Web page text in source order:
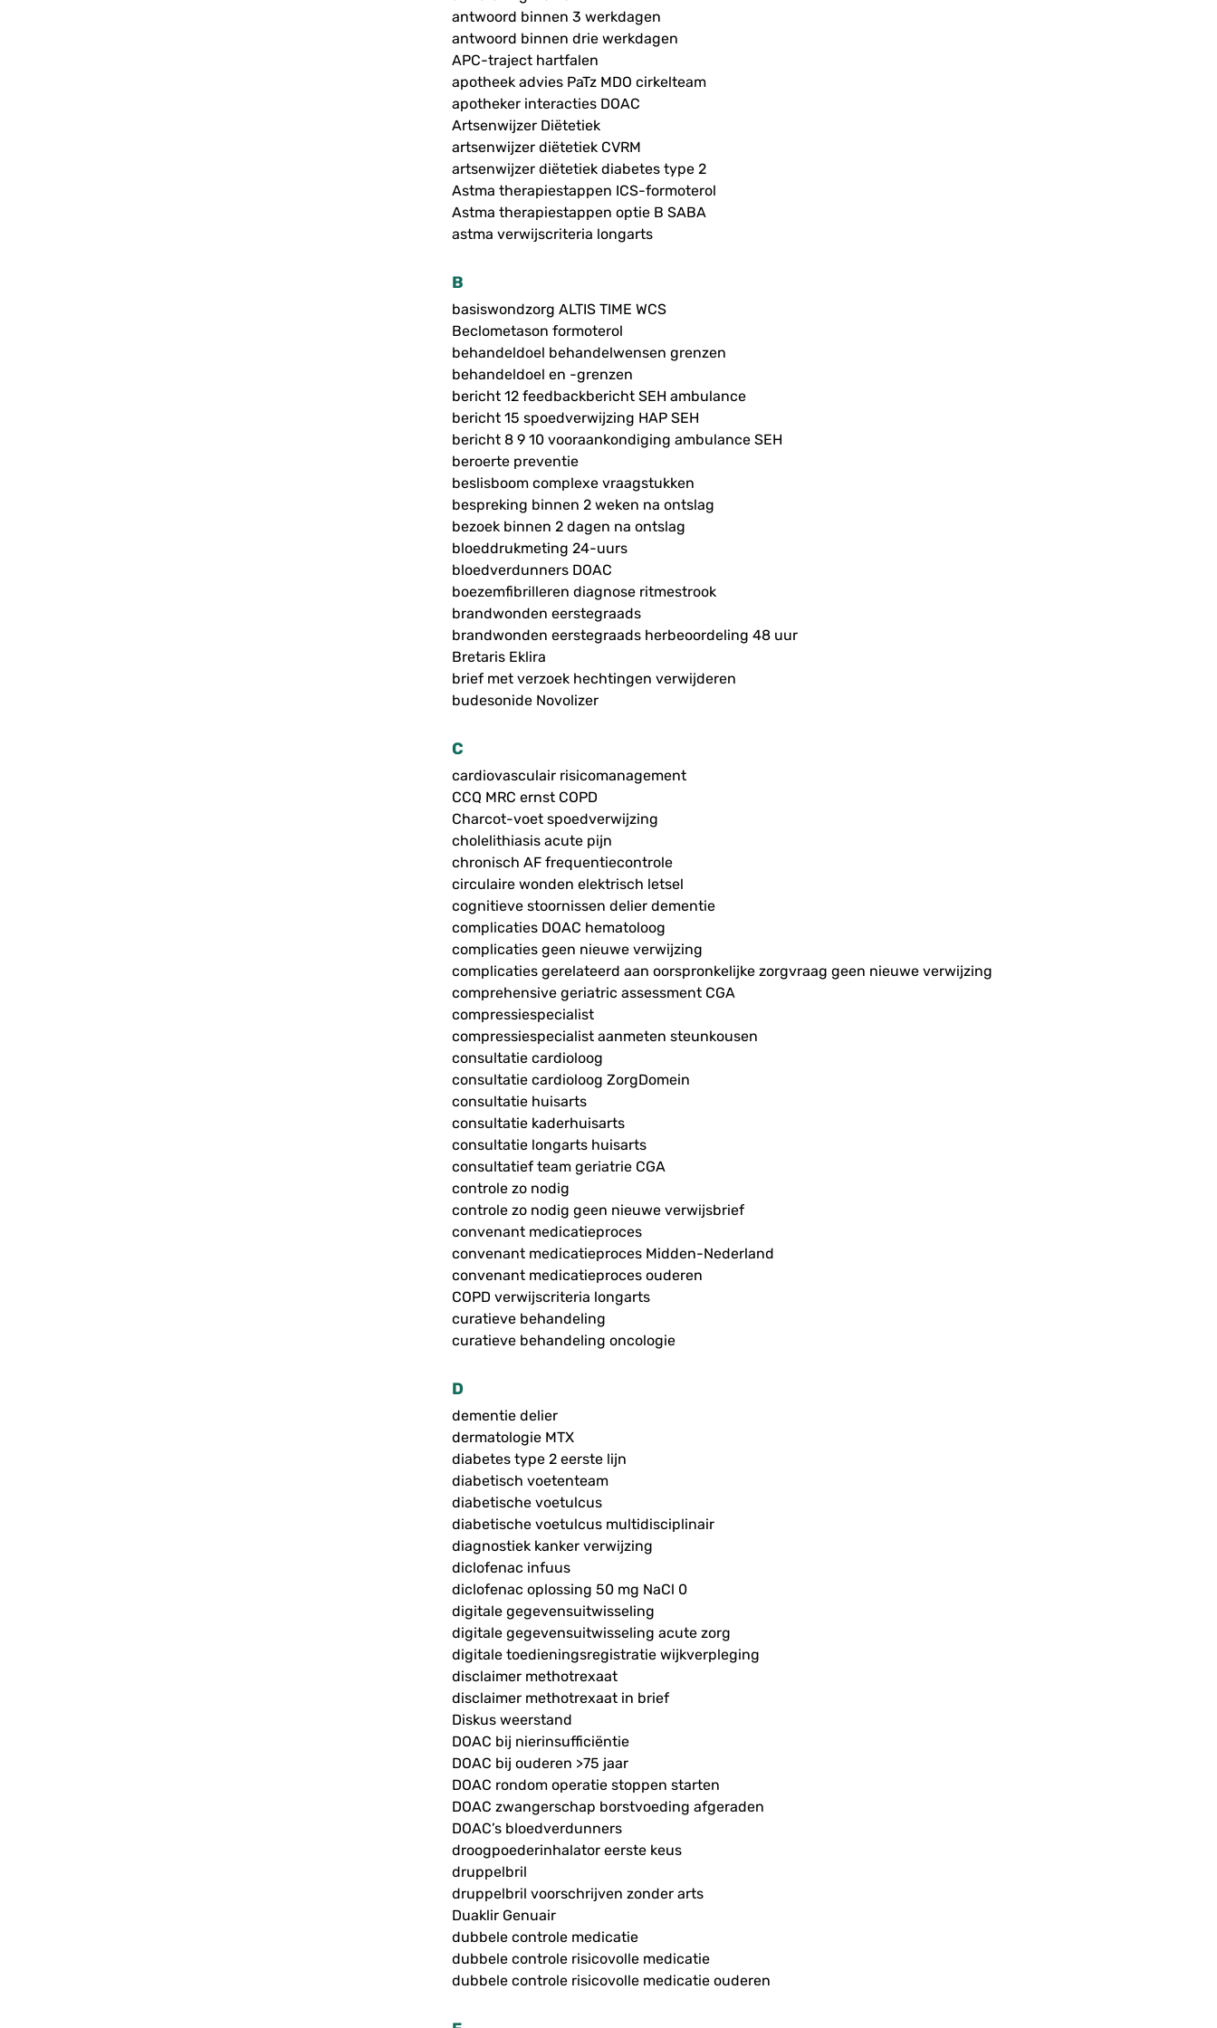
antwoord binnen 3 werkdagen
antwoord binnen drie werkdagen
APC-traject hartfalen
apotheek advies PaTz MDO cirkelteam
apotheker interacties DOAC
Artsenwijzer Diëtetiek
artsenwijzer diëtetiek CVRM
artsenwijzer diëtetiek diabetes type 2
Astma therapiestappen ICS-formoterol
Astma therapiestappen optie B SABA
astma verwijscriteria longarts
B
basiswondzorg ALTIS TIME WCS
Beclometason formoterol
behandeldoel behandelwensen grenzen
behandeldoel en -grenzen
bericht 12 feedbackbericht SEH ambulance
bericht 15 spoedverwijzing HAP SEH
bericht 8 9 10 vooraankondiging ambulance SEH
beroerte preventie
beslisboom complexe vraagstukken
bespreking binnen 2 weken na ontslag
bezoek binnen 2 dagen na ontslag
bloeddrukmeting 24-uurs
bloedverdunners DOAC
boezemfibrilleren diagnose ritmestrook
brandwonden eerstegraads
brandwonden eerstegraads herbeoordeling 48 uur
Bretaris Eklira
brief met verzoek hechtingen verwijderen
budesonide Novolizer
C
cardiovasculair risicomanagement
CCQ MRC ernst COPD
Charcot-voet spoedverwijzing
cholelithiasis acute pijn
chronisch AF frequentiecontrole
circulaire wonden elektrisch letsel
cognitieve stoornissen delier dementie
complicaties DOAC hematoloog
complicaties geen nieuwe verwijzing
complicaties gerelateerd aan oorspronkelijke zorgvraag geen nieuwe verwijzing
comprehensive geriatric assessment CGA
compressiespecialist
compressiespecialist aanmeten steunkousen
consultatie cardioloog
consultatie cardioloog ZorgDomein
consultatie huisarts
consultatie kaderhuisarts
consultatie longarts huisarts
consultatief team geriatrie CGA
controle zo nodig
controle zo nodig geen nieuwe verwijsbrief
convenant medicatieproces
convenant medicatieproces Midden-Nederland
convenant medicatieproces ouderen
COPD verwijscriteria longarts
curatieve behandeling
curatieve behandeling oncologie
D
dementie delier
dermatologie MTX
diabetes type 2 eerste lijn
diabetisch voetenteam
diabetische voetulcus
diabetische voetulcus multidisciplinair
diagnostiek kanker verwijzing
diclofenac infuus
diclofenac oplossing 50 mg NaCl 0
digitale gegevensuitwisseling
digitale gegevensuitwisseling acute zorg
digitale toedieningsregistratie wijkverpleging
disclaimer methotrexaat
disclaimer methotrexaat in brief
Diskus weerstand
DOAC bij nierinsufficiëntie
DOAC bij ouderen >75 jaar
DOAC rondom operatie stoppen starten
DOAC zwangerschap borstvoeding afgeraden
DOAC’s bloedverdunners
droogpoederinhalator eerste keus
druppelbril
druppelbril voorschrijven zonder arts
Duaklir Genuair
dubbele controle medicatie
dubbele controle risicovolle medicatie
dubbele controle risicovolle medicatie ouderen